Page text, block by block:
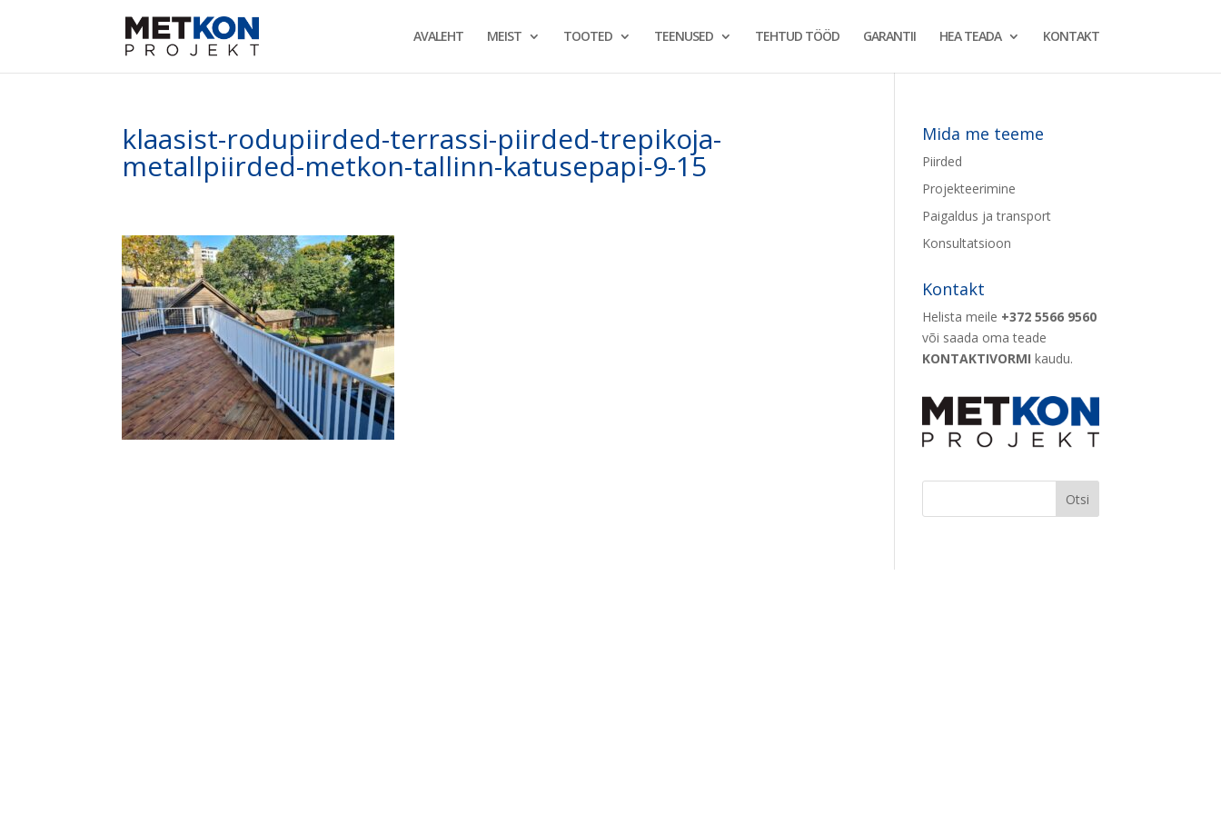
AVALEHT MEIST TOOTED TEENUSED TEHTUD TÖÖD GARANTII HEA TEADA KONTAKT
klaasist-rodupiirded-terrassi-piirded-trepikoja-
metallpiirded-metkon-tallinn-katusepapi-9-15
Mida me teeme
Piirded
Projekteerimine
Paigaldus ja transport
Konsultatsioon
Kontakt
Helista meile +372 5566 9560
või saada oma teade
KONTAKTIVORMI kaudu.